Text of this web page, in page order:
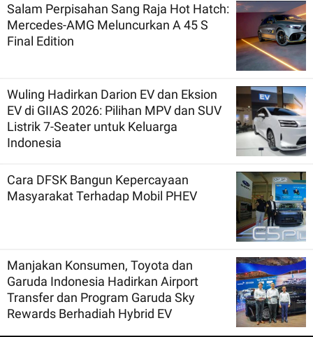
Salam Perpisahan Sang Raja Hot Hatch:
Mercedes-AMG Meluncurkan A 45 S
Final Edition
Wuling Hadirkan Darion EV dan Eksion
EV di GIIAS 2026: Pilihan MPV dan SUV
Listrik 7-Seater untuk Keluarga
Indonesia
Cara DFSK Bangun Kepercayaan
Masyarakat Terhadap Mobil PHEV
Manjakan Konsumen, Toyota dan
Garuda Indonesia Hadirkan Airport
Transfer dan Program Garuda Sky
Rewards Berhadiah Hybrid EV